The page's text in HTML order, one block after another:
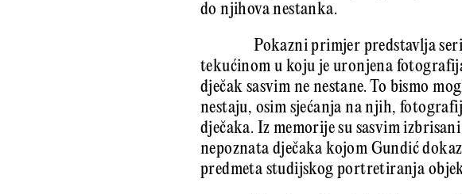
do njihova nestanka.
Pokazni primjer predstavlja
tekućinom u koju je uronjena
dječak sasvim ne nestane. To bismo
nestaju, osim sjećanja na njih,
dječaka. Iz memorije su sasvim
nepoznata dječaka kojom Gundić
predmeta studijskog portretiranja